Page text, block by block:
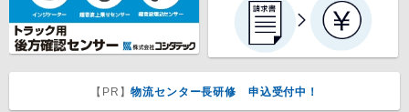
【PR】物流センター長研修 申込受付中！